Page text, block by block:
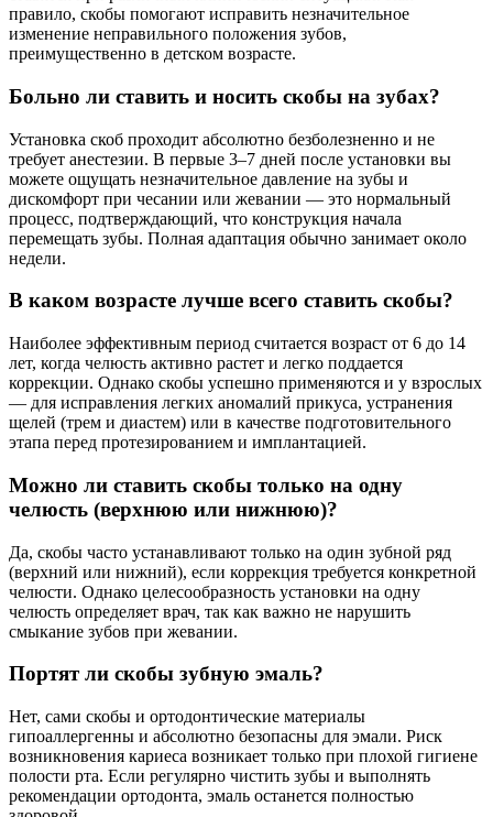
правило, скобы помогают исправить незначительное
изменение неправильного положения зубов,
преимущественно в детском возрасте.
Больно ли ставить и носить скобы на зубах?
Установка скоб проходит абсолютно безболезненно и не
требует анестезии. В первые 3–7 дней после установки вы
можете ощущать незначительное давление на зубы и
дискомфорт при чесании или жевании — это нормальный
процесс, подтверждающий, что конструкция начала
перемещать зубы. Полная адаптация обычно занимает около
недели.
В каком возрасте лучше всего ставить скобы?
Наиболее эффективным период считается возраст от 6 до 14
лет, когда челюсть активно растет и легко поддается
коррекции. Однако скобы успешно применяются и у взрослых
— для исправления легких аномалий прикуса, устранения
щелей (трем и диастем) или в качестве подготовительного
этапа перед протезированием и имплантацией.
Можно ли ставить скобы только на одну
челюсть (верхнюю или нижнюю)?
Да, скобы часто устанавливают только на один зубной ряд
(верхний или нижний), если коррекция требуется конкретной
челюсти. Однако целесообразность установки на одну
челюсть определяет врач, так как важно не нарушить
смыкание зубов при жевании.
Портят ли скобы зубную эмаль?
Нет, сами скобы и ортодонтические материалы
гипоаллергенны и абсолютно безопасны для эмали. Риск
возникновения кариеса возникает только при плохой гигиене
полости рта. Если регулярно чистить зубы и выполнять
рекомендации ортодонта, эмаль останется полностью